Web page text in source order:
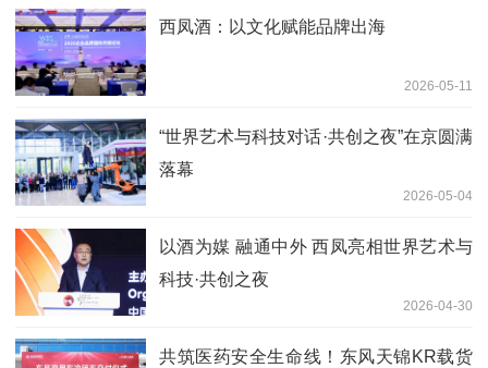
西凤酒：以文化赋能品牌出海
2026-05-11
“世界艺术与科技对话·共创之夜”在京圆满
落幕
2026-05-04
以酒为媒 融通中外 西凤亮相世界艺术与
科技·共创之夜
2026-04-30
共筑医药安全生命线！东风天锦KR载货